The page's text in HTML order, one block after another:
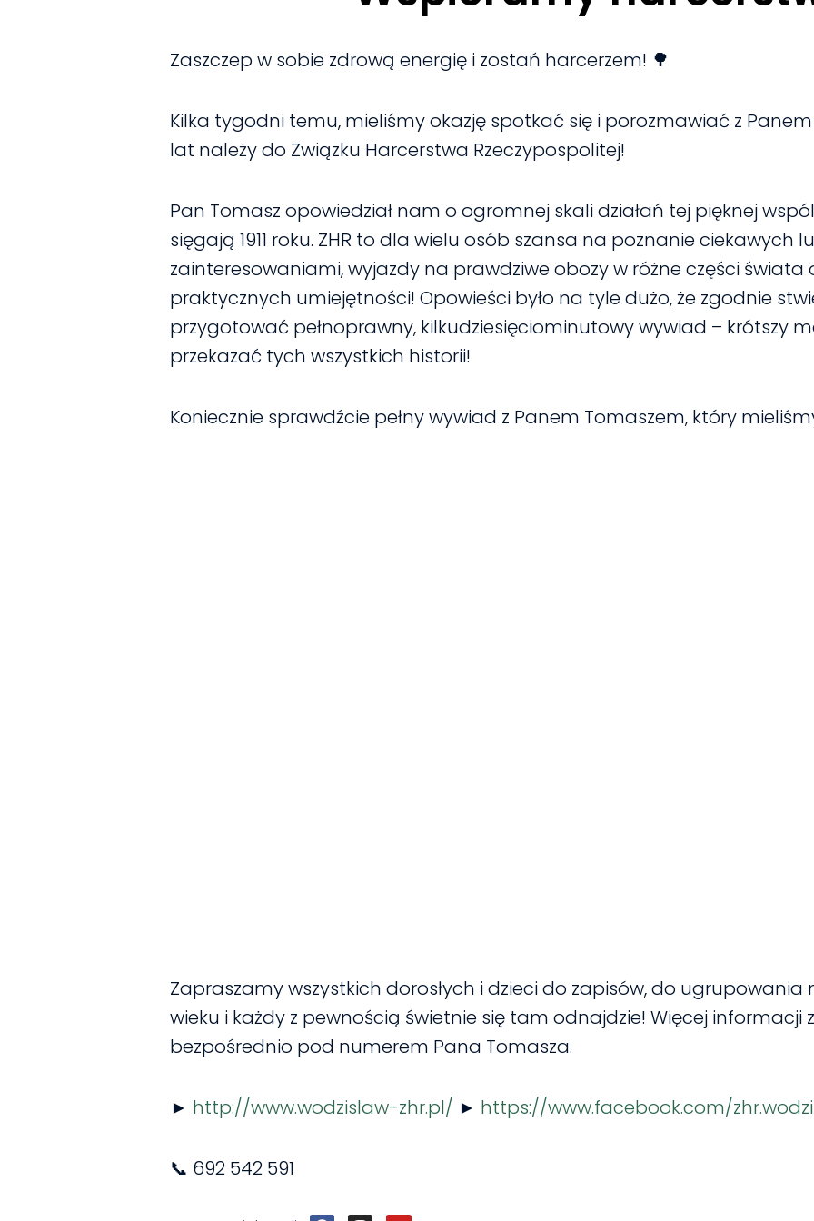
Zaszczep w sobie zdrową energię i zostań harcerzem! 🌳
Kilka tygodni temu, mieliśmy okazję spotkać się i porozmawiać z
lat należy do Związku Harcerstwa Rzeczypospolitej!
Pan Tomasz opowiedział nam o ogromnej skali działań tej pięknej
sięgają 1911 roku. ZHR to dla wielu osób szansa na poznanie ciekawych
zainteresowaniami, wyjazdy na prawdziwe obozy w różne części świata
praktycznych umiejętności! Opowieści było na tyle dużo, że zgodnie
przygotować pełnoprawny, kilkudziesięciominutowy wywiad – krótszy
przekazać tych wszystkich historii!
Koniecznie sprawdźcie pełny wywiad z Panem Tomaszem, który
Zapraszamy wszystkich dorosłych i dzieci do zapisów, do
wieku i każdy z pewnością świetnie się tam odnajdzie! Więcej informacji
bezpośrednio pod numerem Pana Tomasza.
► http://www.wodzislaw-zhr.pl/ ► https://www.facebook.com/
📞 692 542 591